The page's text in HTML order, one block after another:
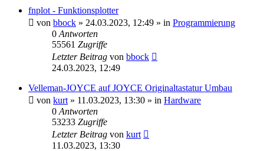
fnplot - Funktionsplotter
von bbock » 24.03.2023, 12:49 » in Programmierung
0 Antworten
55561 Zugriffe
Letzter Beitrag von bbock
24.03.2023, 12:49
Velleman-JOYCE auf JOYCE Originaltastatur Umbau
von kurt » 11.03.2023, 13:30 » in Hardware
0 Antworten
53233 Zugriffe
Letzter Beitrag von kurt
11.03.2023, 13:30